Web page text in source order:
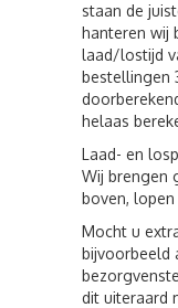
staan de
hanteren wij
laad/lostijd
bestellingen
helaas
Laad- en
Wij brengen
boven,
Mocht u
bijvoorbeeld
dit uiteraard